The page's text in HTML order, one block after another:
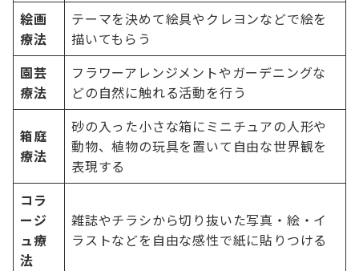
絵画
療法
テーマを決めて絵具やクレヨンなどで絵を
描いてもらう
園芸
療法
フラワーアレンジメントやガーデニングな
どの自然に触れる活動を行う
箱庭
療法
砂の入った小さな箱にミニチュアの人形や
動物、植物の玩具を置いて自由な世界観を
表現する
コラ
ージ
ュ療
法
雑誌やチラシから切り抜いた写真・絵・イ
ラストなどを自由な感性で紙に貼りつける